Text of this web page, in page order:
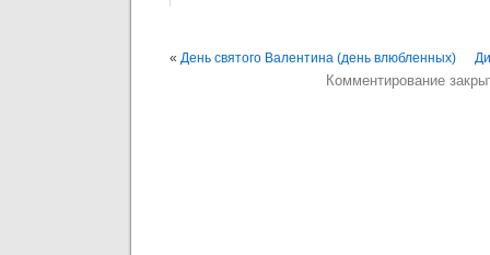
« День святого Валентина (день влюбленных)
Комментирование